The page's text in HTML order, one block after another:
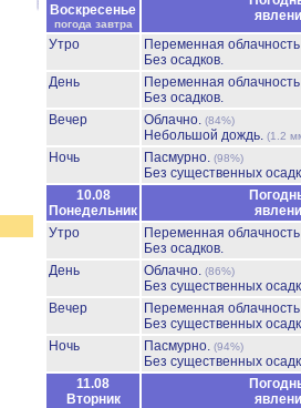
Воскресенье
погода завтра
Утро
Переменная
Без осадков.
День
Переменная
Без осадков.
Вечер
Облачно. (84%)
Небольшой дождь. (1.2
Ночь Пасмурно. (98%)
Без существенных
10.08
Понедельник
Утро
Переменная
Без осадков.
День
Облачно. (86%)
Без существенных
Вечер
Переменная
Без существенных
Ночь
Пасмурно. (94%)
Без существенных
11.08
Вторник